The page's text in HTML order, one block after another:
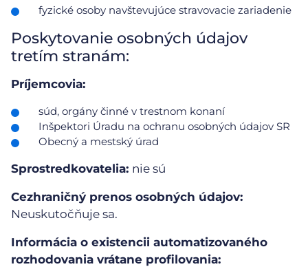
fyzické osoby navštevujúce stravovacie zariadenie
Poskytovanie osobných údajov
tretím stranám:
Príjemcovia:
súd, orgány činné v trestnom konaní
Inšpektori Úradu na ochranu osobných údajov SR
Obecný a mestský úrad
Sprostredkovatelia: nie sú
Cezhraničný prenos osobných údajov:
Neuskutočňuje sa.
Informácia o existencii automatizovaného
rozhodovania vrátane profilovania: